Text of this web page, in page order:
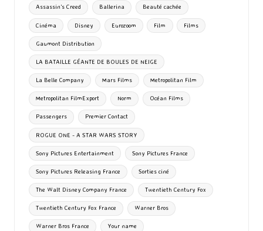
k n
er
Assassin's Creed Ballerina Beauté cachée
Cinéma Disney Eurozoom Film Films
Gaumont Distribution
LA BATAILLE GÉANTE DE BOULES DE NEIGE
La Belle Company Mars Films Metropolitan Film
Metropolitan FilmExport Norm Océan Films
Passengers Premier Contact
ROGUE ONE - A STAR WARS STORY
Sony Pictures Entertainment Sony Pictures France
Sony Pictures Releasing France Sorties ciné
The Walt Disney Company France Twentieth Century Fox
Twentieth Century Fox France Warner Bros
Warner Bros France Your name